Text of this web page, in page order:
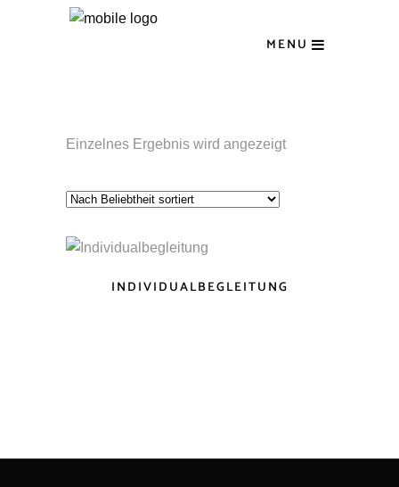
MENU
Einzelnes Ergebnis wird angezeigt
INDIVIDUALBEGLEITUNG